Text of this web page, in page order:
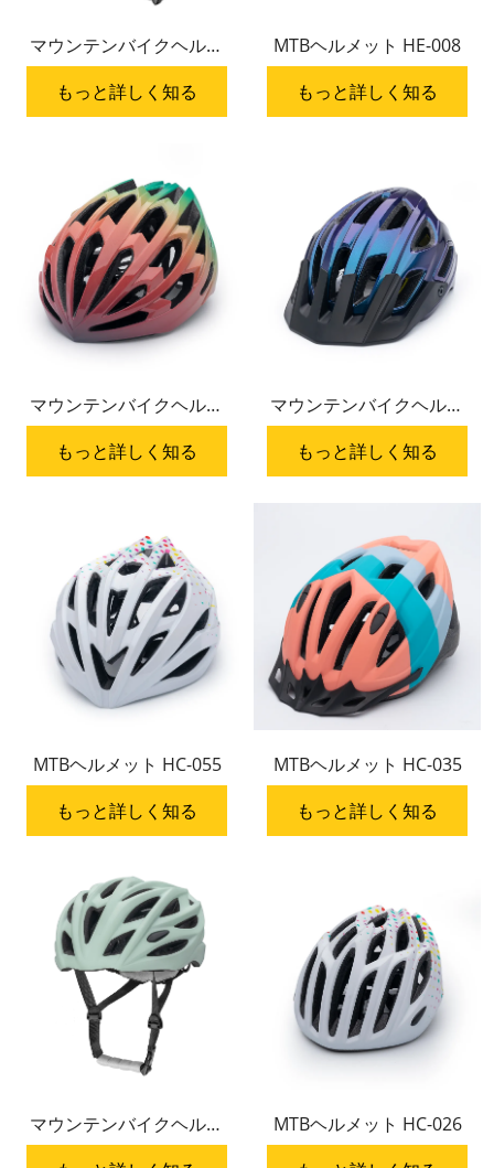
マウンテンバイクヘルメ
ット HE-009
もっと詳しく知る
MTBヘルメット HE-008
もっと詳しく知る
マウンテンバイクヘルメ
ット HC-067
もっと詳しく知る
マウンテンバイクヘルメ
ット HC-065
もっと詳しく知る
MTBヘルメット HC-055
もっと詳しく知る
MTBヘルメット HC-035
もっと詳しく知る
マウンテンバイクヘルメ
ット HC-029
MTBヘルメット HC-026